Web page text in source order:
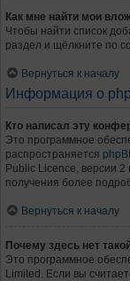
Как мне найти мои
Чтобы найти список
раздел и щёлкните по
Вернуться к началу
Информация о
Кто написал эту
Это программное
распространяется
Public Licence, версии
получения более
Вернуться к началу
Почему здесь нет
Это программное
Limited. Если вы